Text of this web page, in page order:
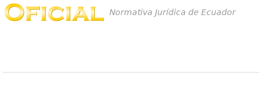
Normativa Jurídica de Ecuador